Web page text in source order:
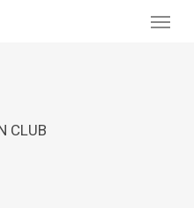
CLUB